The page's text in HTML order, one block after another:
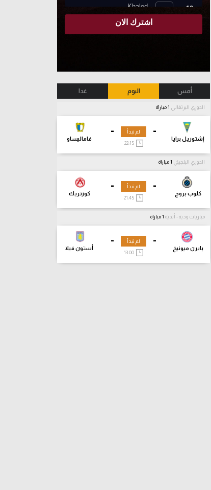
أمس اليوم غدا
الدوري البرتغالي
-
إشتوريل برايا
-
فاماليساو
لم تبدأ
22:15
الدوري البلجيكي
-
كلوب بروج
-
كورتريك
لم تبدأ
مباريات ودية - أندية
-
بايرن ميونيخ
-
أستون فيلا
لم تبدأ